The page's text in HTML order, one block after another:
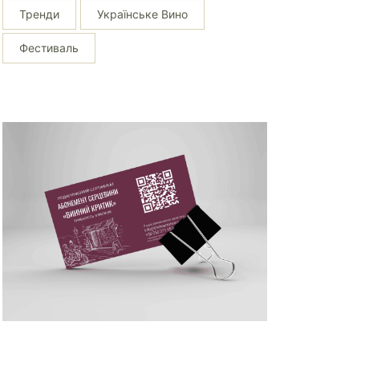
Тренди Українське Вино
Фестиваль